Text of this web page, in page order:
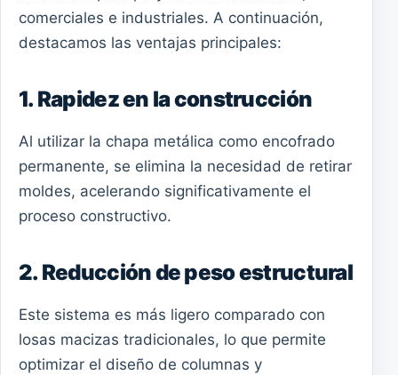
comerciales e industriales. A continuación,
destacamos las ventajas principales:
1. Rapidez en la construcción
Al utilizar la chapa metálica como encofrado
permanente, se elimina la necesidad de retirar
moldes, acelerando significativamente el
proceso constructivo.
2. Reducción de peso estructural
Este sistema es más ligero comparado con
losas macizas tradicionales, lo que permite
optimizar el diseño de columnas y